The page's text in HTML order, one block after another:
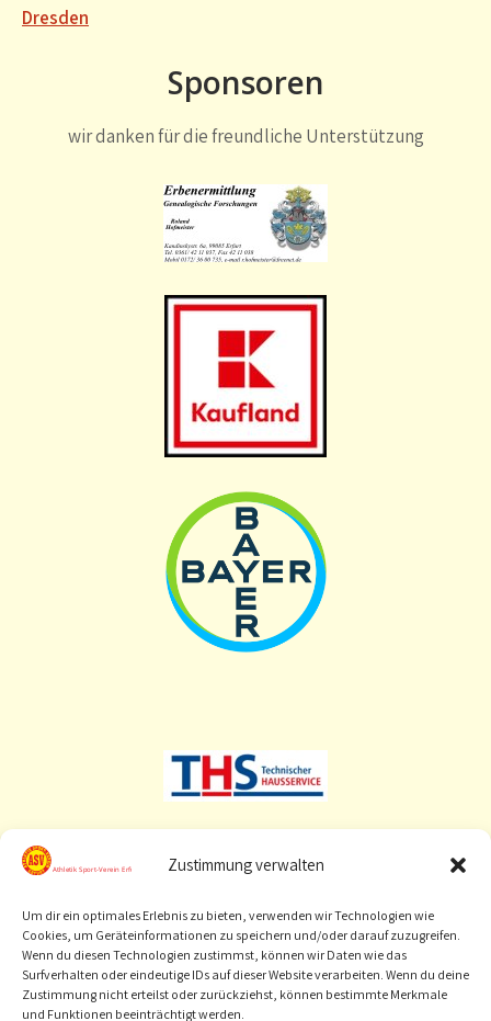
Zustimmung verwalten
Um dir ein optimales Erlebnis zu bieten, verwenden wir Technologien wie
Cookies, um Geräteinformationen zu speichern und/oder darauf zuzugreifen.
Wenn du diesen Technologien zustimmst, können wir Daten wie das
Surfverhalten oder eindeutige IDs auf dieser Website verarbeiten. Wenn du deine
Zustimmung nicht erteilst oder zurückziehst, können bestimmte Merkmale
und Funktionen beeinträchtigt werden.
Dresden
Sponsoren
wir danken für die freundliche Unterstützung